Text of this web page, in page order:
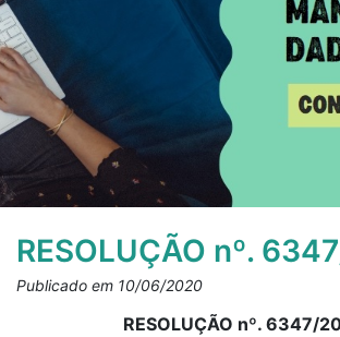
RESOLUÇÃO nº.
Publicado em 10/06/2020
RESOLUÇÃO nº. 6347/